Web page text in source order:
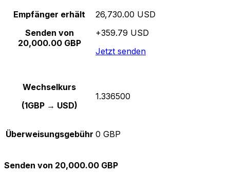
Empfänger erhält
Senden von
20,000.00 GBP
26,730.00 USD
+359.79 USD
Jetzt senden
Wechselkurs
(1GBP → USD)
1.336500
Überweisungsgebühr 0 GBP
Senden von 20,000.00 GBP